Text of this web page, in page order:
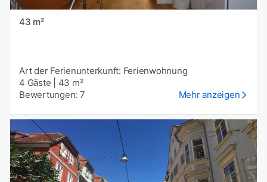
43 m²
Art der Ferienunterkunft: Ferienwohnung
4 Gäste
43 m²
Bewertungen: 7
Mehr anzeigen